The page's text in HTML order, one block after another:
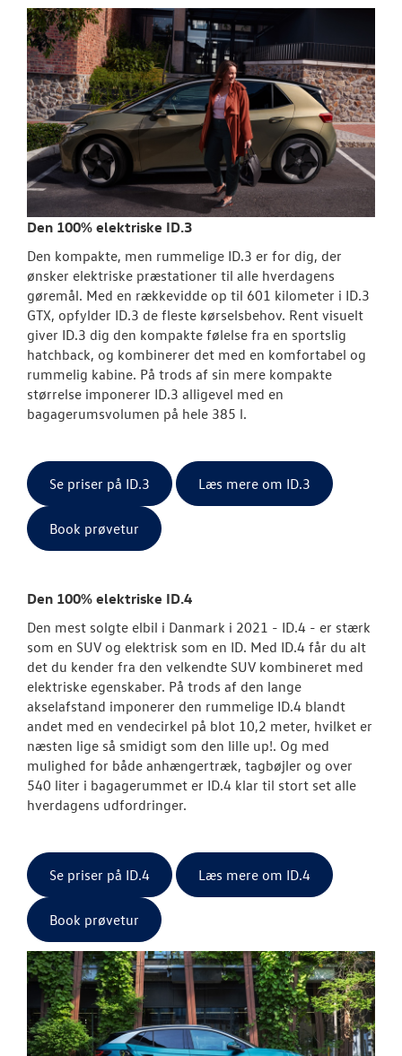
Den 100% elektriske ID.3
Den kompakte, men rummelige ID.3 er for dig, der
ønsker elektriske præstationer til alle hverdagens
gøremål. Med en rækkevidde op til 601 kilometer i ID.3
GTX, opfylder ID.3 de fleste kørselsbehov. Rent visuelt
giver ID.3 dig den kompakte følelse fra en sportslig
hatchback, og kombinerer det med en komfortabel og
rummelig kabine. På trods af sin mere kompakte
størrelse imponerer ID.3 alligevel med en
bagagerumsvolumen på hele 385 l.
Se priser på ID.3 Læs mere om ID.3
Book prøvetur
Den 100% elektriske ID.4
Den mest solgte elbil i Danmark i 2021 - ID.4 - er stærk
som en SUV og elektrisk som en ID. Med ID.4 får du alt
det du kender fra den velkendte SUV kombineret med
elektriske egenskaber. På trods af den lange
akselafstand imponerer den rummelige ID.4 blandt
andet med en vendecirkel på blot 10,2 meter, hvilket er
næsten lige så smidigt som den lille up!. Og med
mulighed for både anhængertræk, tagbøjler og over
540 liter i bagagerummet er ID.4 klar til stort set alle
hverdagens udfordringer.
Se priser på ID.4 Læs mere om ID.4
Book prøvetur